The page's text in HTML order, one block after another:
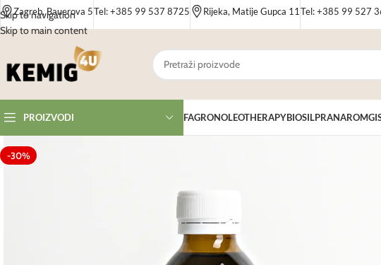
Skip to navigation
Skip to main content
Zagreb, Bauerova 5Tel: +385 99 537 8725 Rijeka, Matije Gupca 11 Tel: +385 99 527
PROIZVODI FAGRONOLEOTHERAPYBIOSILPRANAROM
-30%